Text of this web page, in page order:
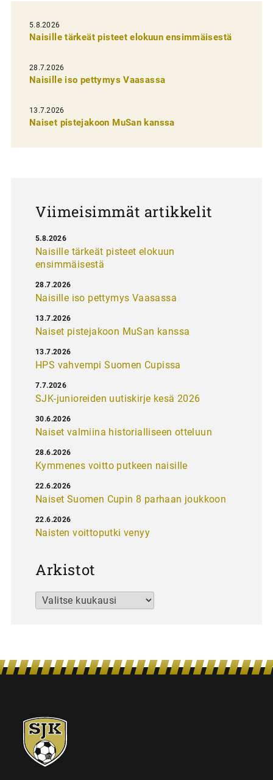
i
e
n
s
e
l
5.8.2026
Naisille tärkeät pisteet elokuun ensimmäisestä
28.7.2026
Naisille iso pettymys Vaasassa
13.7.2026
Naiset pistejakoon MuSan kanssa
Viimeisimmät artikkelit
Naisille tärkeät pisteet elokuun
ensimmäisestä
5.8.2026
Naisille iso pettymys Vaasassa
28.7.2026
Naiset pistejakoon MuSan kanssa
13.7.2026
HPS vahvempi Suomen Cupissa
13.7.2026
SJK-junioreiden uutiskirje kesä 2026
7.7.2026
Naiset valmiina historialliseen otteluun
30.6.2026
Kymmenes voitto putkeen naisille
28.6.2026
Naiset Suomen Cupin 8 parhaan joukkoon
22.6.2026
Naisten voittoputki venyy
22.6.2026
Arkistot
Arkistot
SJK-
juniorit